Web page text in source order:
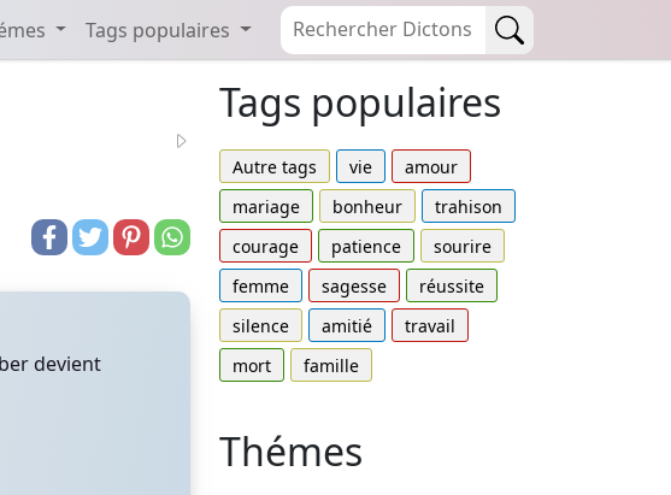
Tags populaires
devient
Tags populaires
Autre tags vie
amour
mariage
bonheur
trahison
courage
patience
sourire
femme
sagesse
réussite
silence
amitié
travail
mort
famille
Thémes